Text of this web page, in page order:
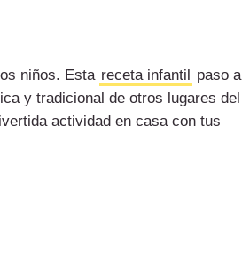
niños. Esta receta infantil
paso a
y tradicional de otros lugares del
actividad en casa con tus